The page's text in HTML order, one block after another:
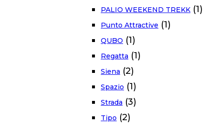
PALIO WEEKEND TREKK (1)
Punto Attractive (1)
QUBO (1)
Regatta (1)
Siena (2)
Spazio (1)
Strada (3)
Tipo (2)